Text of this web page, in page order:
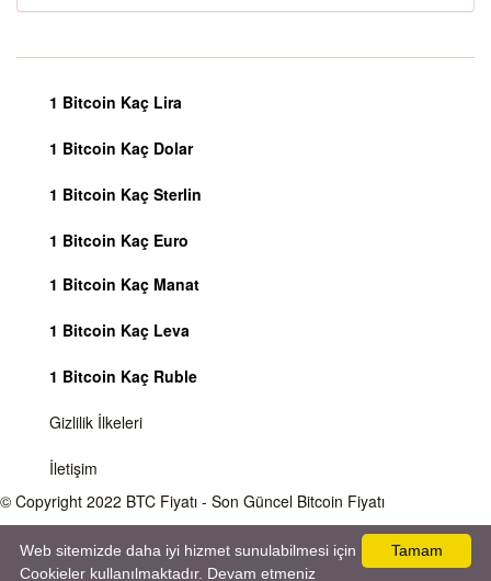
1 Bitcoin Kaç Lira
1 Bitcoin Kaç Dolar
1 Bitcoin Kaç Sterlin
1 Bitcoin Kaç Euro
1 Bitcoin Kaç Manat
1 Bitcoin Kaç Leva
1 Bitcoin Kaç Ruble
Gizlilik İlkeleri
İletişim
© Copyright 2022 BTC Fiyatı - Son Güncel Bitcoin Fiyatı
Bitcoin fiyatı sürekli olarak değişmektedir, 7 gün 24 saat kripto para piyasaları
aktiftir. Sitemiz sadece bilgilendirme amacı gütmektedir, herhangi bir kripto paraya
Tamam
Web sitemizde daha iyi hizmet sunulabilmesi için
Cookieler kullanılmaktadır. Devam etmeniz